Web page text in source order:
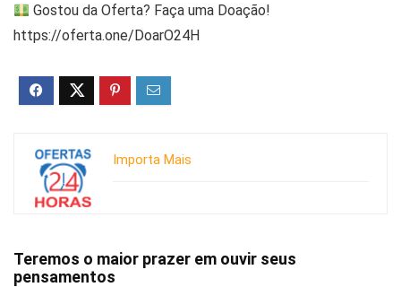
Gostou da Oferta? Faça uma Doação!
https://oferta.one/DoarO24H
Importa Mais
Teremos o maior prazer em ouvir seus
pensamentos